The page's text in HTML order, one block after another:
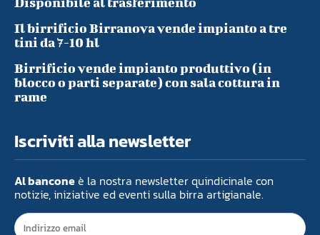
Il birrificio Birranova vende impianto a tre
tini da 7-10 hl
Birrificio vende impianto produttivo (in
blocco o parti separate) con sala cottura in
rame
Iscriviti alla newsletter
Al banconeè la nostra newsletter quindicinale con
notizie, iniziative ed eventi sulla birra artigianale.